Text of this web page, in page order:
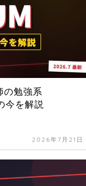
の勉強系
今を解説
2026年7月21日